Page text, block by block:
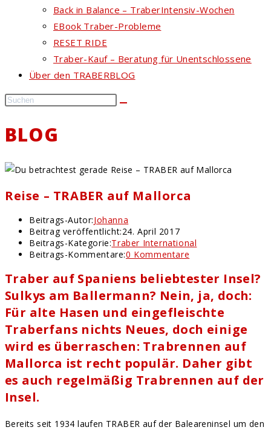
Back in Balance – TraberIntensiv-Wochen
EBook Traber-Probleme
RESET RIDE
Traber-Kauf – Beratung für Unentschlossene
Über den TRABERBLOG
BLOG
Reise – TRABER auf Mallorca
Beitrags-Autor:Johanna
Beitrag veröffentlicht:24. April 2017
Beitrags-Kategorie:Traber International
Beitrags-Kommentare:0 Kommentare
Traber auf Spaniens beliebtester Insel?
Sulkys am Ballermann? Nein, ja, doch:
Für alte Hasen und eingefleischte
Traberfans nichts Neues, doch einige
wird es überraschen: Trabrennen auf
Mallorca ist recht populär. Daher gibt
es auch regelmäßig Trabrennen auf der
Insel.
Bereits seit 1934 laufen TRABER auf der Baleareninsel um den